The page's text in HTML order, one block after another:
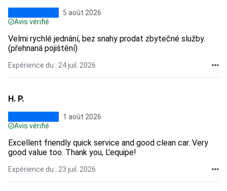
5 août 2026
Avis vérifié
Velmi rychlé jednání, bez snahy prodat zbytečné služby.
(přehnaná pojištění)
Expérience du : 24 juil. 2026
H. P.
1 août 2026
Avis vérifié
Excellent friendly quick service and good clean car. Very
good value too. Thank you, L'equipe!
Expérience du : 23 juil. 2026